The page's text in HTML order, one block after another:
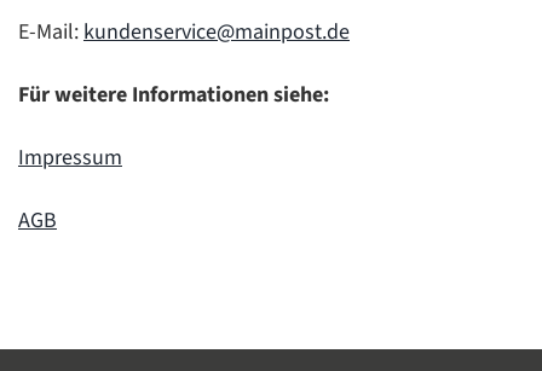
E-Mail: kundenservice@mainpost.de
Für weitere Informationen siehe:
Impressum
AGB